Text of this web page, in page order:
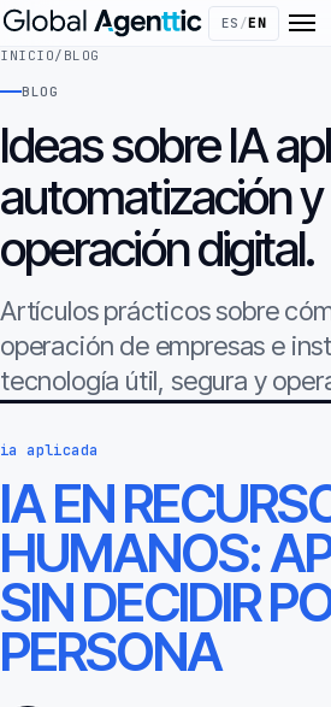
ES /EN
INICIO/ BLOG
BLOG
Ideas sobre IA
automatización y
operación digital.
Artículos prácticos sobre
operación de empresas e
tecnología útil, segura y
ia aplicada
IA EN
HUMANOS:
SIN DECIDIR
PERSONA